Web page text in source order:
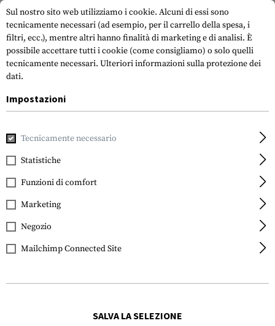
Frontline
Thumb-Break Kydex
Holster für Glock 19
Paddle
Sul nostro sito web utilizziamo i cookie. Alcuni di essi sono
tecnicamente necessari (ad esempio, per il carrello della spesa, i
filtri, ecc.), mentre altri hanno finalità di marketing e di analisi. È
possibile accettare tutti i cookie (come consigliamo) o solo quelli
tecnicamente necessari. Ulteriori informazioni sulla protezione dei
dati.
Impostazioni
Tecnicamente necessario
Statistiche
Funzioni di comfort
Marketing
Negozio
Mailchimp Connected Site
SALVA LA SELEZIONE